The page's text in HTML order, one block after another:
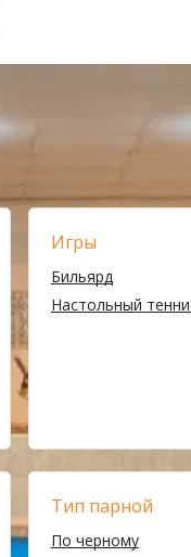
Игры
Бильярд
Настольный
Тип парной
По черному